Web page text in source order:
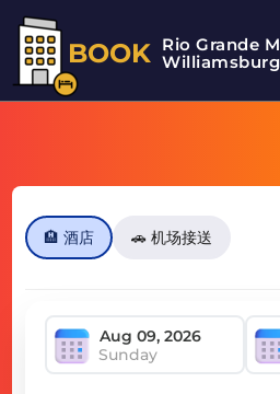
BOOK Rio Grande
Williamsburg
🏨 酒店 🚗 机场接送
Sunday